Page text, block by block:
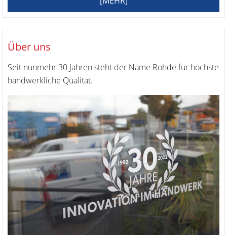
Über uns
Seit nunmehr 30 Jahren steht der Name Rohde für höchste
handwerkliche Qualität.